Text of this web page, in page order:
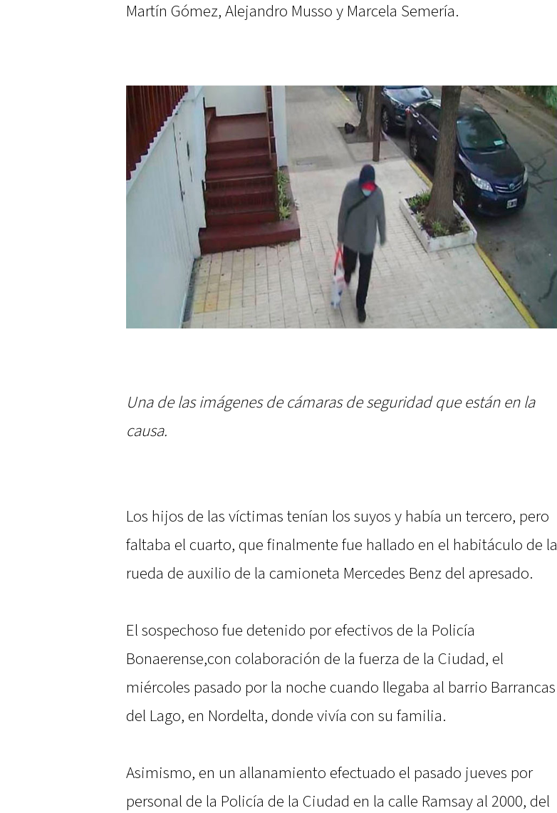
Martín Gómez, Alejandro Musso y Marcela Semería.
Una de las imágenes de cámaras de seguridad que están en la
causa.
Los hijos de las víctimas tenían los suyos y había un tercero, pero
faltaba el cuarto, que finalmente fue hallado en el habitáculo de la
rueda de auxilio de la camioneta Mercedes Benz del apresado.
El sospechoso fue detenido por efectivos de la Policía
Bonaerense,con colaboración de la fuerza de la Ciudad, el
miércoles pasado por la noche cuando llegaba al barrio Barrancas
del Lago, en Nordelta, donde vivía con su familia.
Asimismo, en un allanamiento efectuado el pasado jueves por
personal de la Policía de la Ciudad en la calle Ramsay al 2000, del